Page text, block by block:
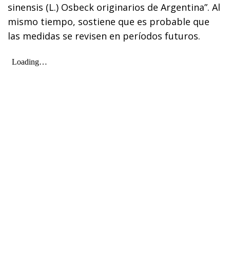
sinensis (L.) Osbeck originarios de Argentina”. Al
mismo tiempo, sostiene que es probable que
las medidas se revisen en períodos futuros.